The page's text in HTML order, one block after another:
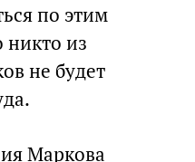
по этим
никто из
не будет
Маркова